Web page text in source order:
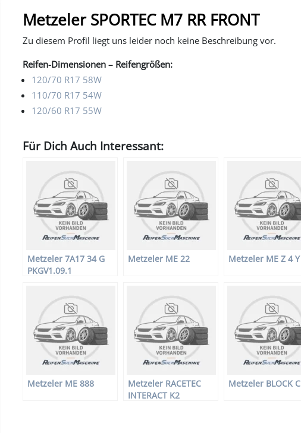
Metzeler SPORTEC M7 RR FRONT
Zu diesem Profil liegt uns leider noch keine Beschreibung vor.
Reifen-Dimensionen – Reifengrößen:
120/70 R17 58W
110/70 R17 54W
120/60 R17 55W
Für Dich Auch Interessant:
Metzeler 7A17 34 G
PKGV1.09.1
Metzeler ME 22 Metzeler ME Z 4 Y
Metzeler ME 888
Metzeler RACETEC
INTERACT K2
Metzeler BLOCK C